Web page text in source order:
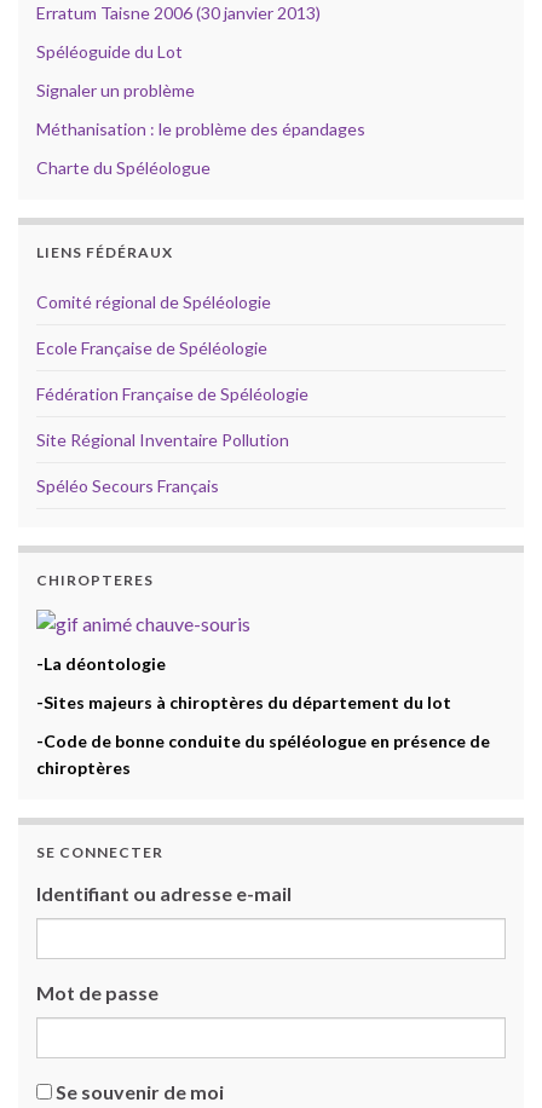
Erratum Taisne 2006 (30 janvier 2013)
Spéléoguide du Lot
Signaler un problème
Méthanisation : le problème des épandages
Charte du Spéléologue
LIENS FÉDÉRAUX
Comité régional de Spéléologie
Ecole Française de Spéléologie
Fédération Française de Spéléologie
Site Régional Inventaire Pollution
Spéléo Secours Français
CHIROPTERES
-La déontologie
-Sites majeurs à chiroptères du département du lot
-Code de bonne conduite du spéléologue en présence de
chiroptères
SE CONNECTER
Identifiant ou adresse e-mail
Mot de passe
Se souvenir de moi